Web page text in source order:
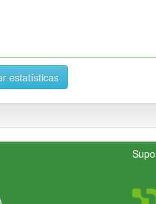
estatísticas